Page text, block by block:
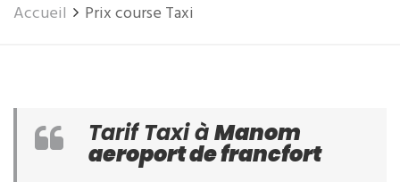
Accueil Prix course Taxi
Tarif Taxi àManom
aeroport de francfort